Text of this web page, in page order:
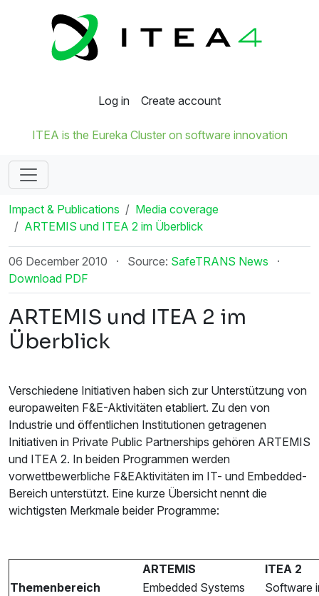
Log in Create account
ITEA is the Eureka Cluster on software innovation
Impact & Publications
Media coverage
ARTEMIS und ITEA 2 im Überblick
06 December 2010 · Source: SafeTRANS News
·
Download PDF
ARTEMIS und ITEA 2 im
Überblick
Verschiedene Initiativen haben sich zur Unterstützung von
europaweiten F&E-Aktivitäten etabliert. Zu den von
Industrie und öffentlichen Institutionen getragenen
Initiativen in Private Public Partnerships gehören ARTEMIS
und ITEA 2. In beiden Programmen werden
vorwettbewerbliche F&EAktivitäten im IT- und Embedded-
Bereich unterstützt. Eine kurze Übersicht nennt die
wichtigsten Merkmale beider Programme:
ARTEMIS
ITEA 2
Themenbereich
Embedded Systems
Software